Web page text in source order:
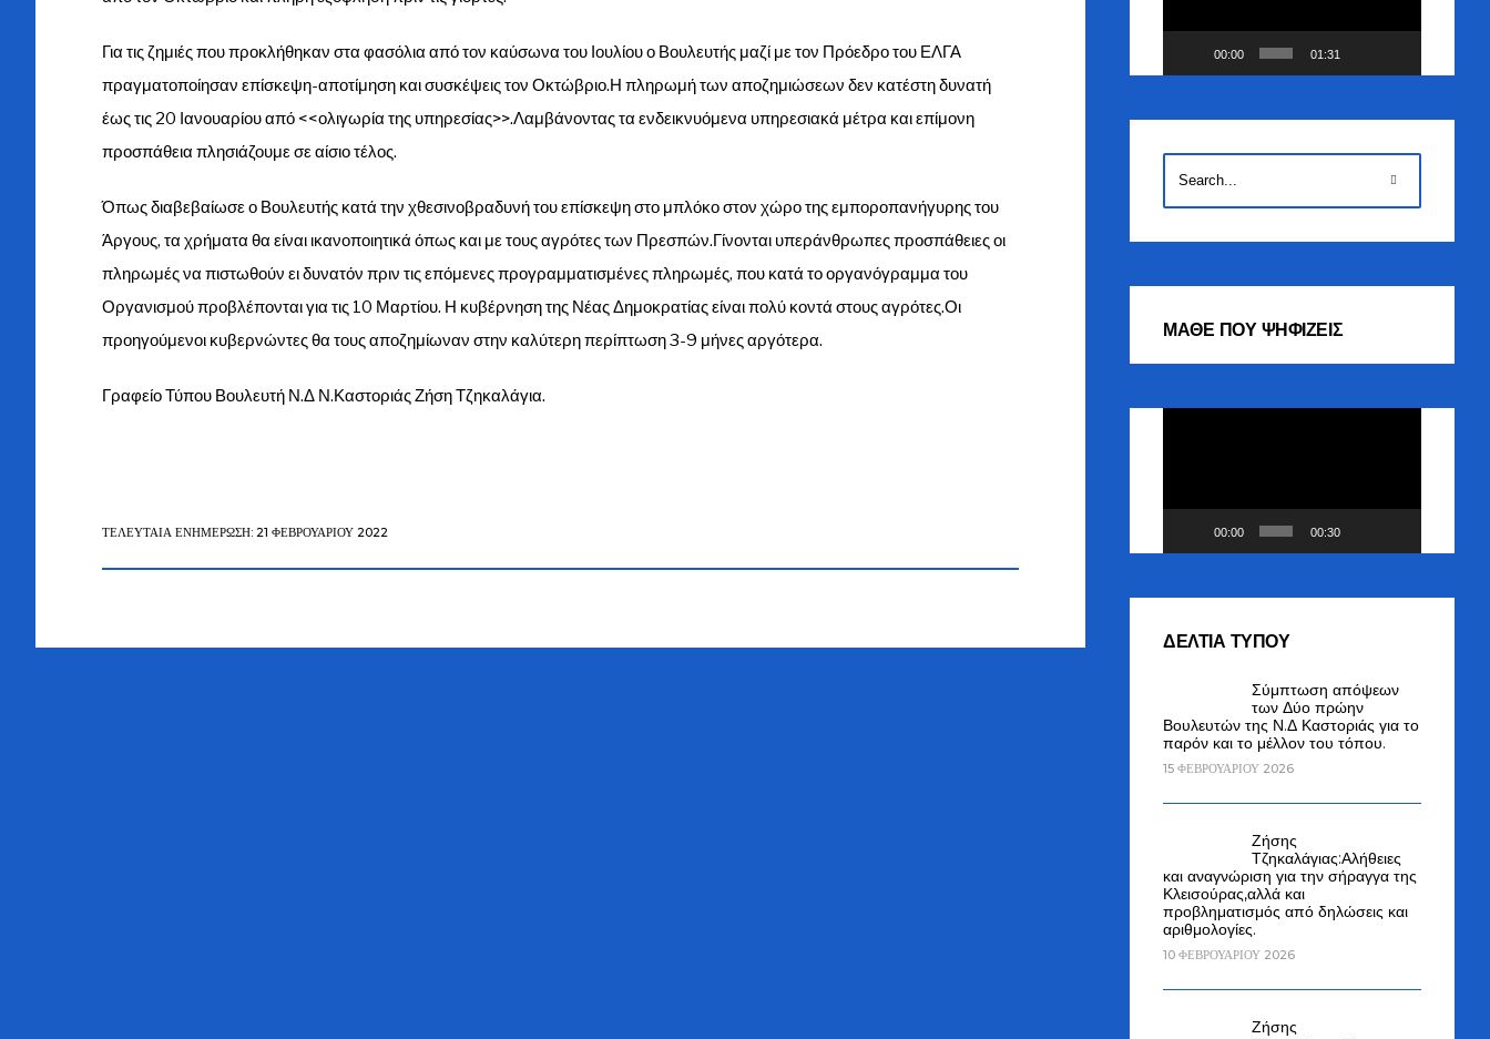
Για τις ζημιές που προκλήθηκαν στα φασόλια από τον καύσωνα του Ιουλίου ο Βουλευτής μαζί με τον Πρόεδρο του ΕΛΓΑ
πραγματοποίησαν επίσκεψη-αποτίμηση και συσκέψεις τον Οκτώβριο.Η πληρωμή των αποζημιώσεων δεν κατέστη δυνατή
έως τις 20 Ιανουαρίου από <<ολιγωρία της υπηρεσίας>>.Λαμβάνοντας τα ενδεικνυόμενα υπηρεσιακά μέτρα και επίμονη
προσπάθεια πλησιάζουμε σε αίσιο τέλος.
Όπως διαβεβαίωσε ο Βουλευτής κατά την χθεσινοβραδυνή του επίσκεψη στο μπλόκο στον χώρο της εμποροπανήγυρης του
Άργους, τα χρήματα θα είναι ικανοποιητικά όπως και με τους αγρότες των Πρεσπών.Γίνονται υπεράνθρωπες προσπάθειες οι
πληρωμές να πιστωθούν ει δυνατόν πριν τις επόμενες προγραμματισμένες πληρωμές, που κατά το οργανόγραμμα του
Οργανισμού προβλέπονται για τις 10 Μαρτίου. Η κυβέρνηση της Νέας Δημοκρατίας είναι πολύ κοντά στους αγρότες.Οι
προηγούμενοι κυβερνώντες θα τους αποζημίωναν στην καλύτερη περίπτωση 3-9 μήνες αργότερα.
Γραφείο Τύπου Βουλευτή Ν.Δ Ν.Καστοριάς Ζήση Τζηκαλάγια.
ΤΕΛΕΥΤΑΊΑ ΕΝΗΜΈΡΩΣΗ: 21 ΦΕΒΡΟΥΑΡΊΟΥ 2022
00:00 01:31
ΜΑΘΕ ΠΟΥ ΨΗΦΙΖΕΙΣ
00:00 00:30
ΔΕΛΤΙΑ ΤΥΠΟΥ
Σύμπτωση απόψεων
των Δύο πρώην
Βουλευτών της Ν.Δ Καστοριάς για το
παρόν και το μέλλον του τόπου.
15 ΦΕΒΡΟΥΑΡΊΟΥ 2026
Ζήσης
Τζηκαλάγιας:Αλήθειες
και αναγνώριση για την σήραγγα της
Κλεισούρας,αλλά και
προβληματισμός από δηλώσεις και
αριθμολογίες.
10 ΦΕΒΡΟΥΑΡΊΟΥ 2026
Ζήσης